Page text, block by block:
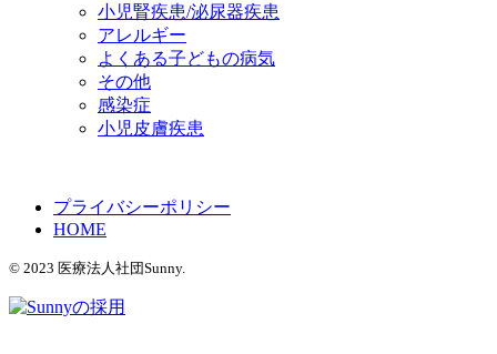
小児腎疾患/泌尿器疾患
アレルギー
よくある子どもの病気
その他
感染症
小児皮膚疾患
プライバシーポリシー
HOME
© 2023 医療法人社団Sunny.